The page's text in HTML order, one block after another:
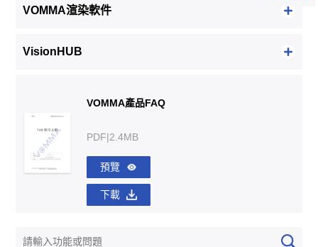
VOMMA渲染軟件
VisionHUB
VOMMA產品FAQ
PDF|2.4MB
預覽
下載